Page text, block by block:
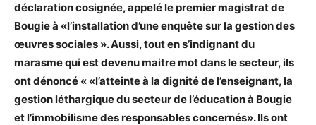
déclaration cosignée, appelé le premier magistrat de
Bougie à «l’installation d’une enquête sur la gestion des
œuvres sociales ». Aussi, tout en s’indignant du
marasme qui est devenu maitre mot dans le secteur, ils
ont dénoncé « «l’atteinte à la dignité de l’enseignant, la
gestion léthargique du secteur de l’éducation à Bougie
et l’immobilisme des responsables concernés». Ils ont